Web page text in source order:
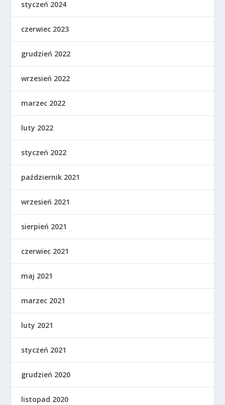
styczeń 2024
czerwiec 2023
grudzień 2022
wrzesień 2022
marzec 2022
luty 2022
styczeń 2022
październik 2021
wrzesień 2021
sierpień 2021
czerwiec 2021
maj 2021
marzec 2021
luty 2021
styczeń 2021
grudzień 2020
listopad 2020